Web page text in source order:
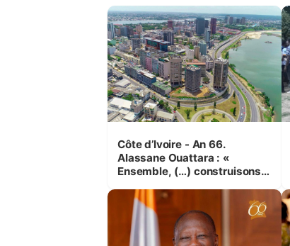
Côte d’Ivoire - An 66.
Alassane Ouattara : «
Ensemble, (…) construisons
mêmes et pour les
générations futures »